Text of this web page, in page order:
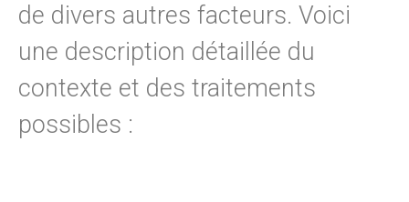
de divers autres facteurs. Voici
une description détaillée du
contexte et des traitements
possibles :